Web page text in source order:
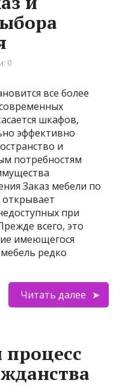
0
все более
шкафов,
эффективно
и
потребностям
Заказ мебели по
при
всего, это
имеющегося
редко
Читать далее